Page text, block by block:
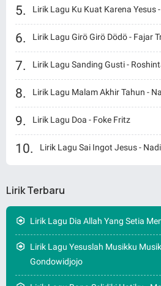
Lirik Lagu Ku Kuat Karena Yesus
Lirik Lagu Girö Girö Dödö - Fajar
Lirik Lagu Sanding Gusti -
Lirik Lagu Malam Akhir Tahun -
Lirik Lagu Doa - Foke Fritz
Lirik Lagu Sai Ingot Jesus -
Lirik Terbaru
Lirik Lagu Dia Allah Yang Setia
Lirik Lagu Yesuslah Musikku
Gondowidjojo